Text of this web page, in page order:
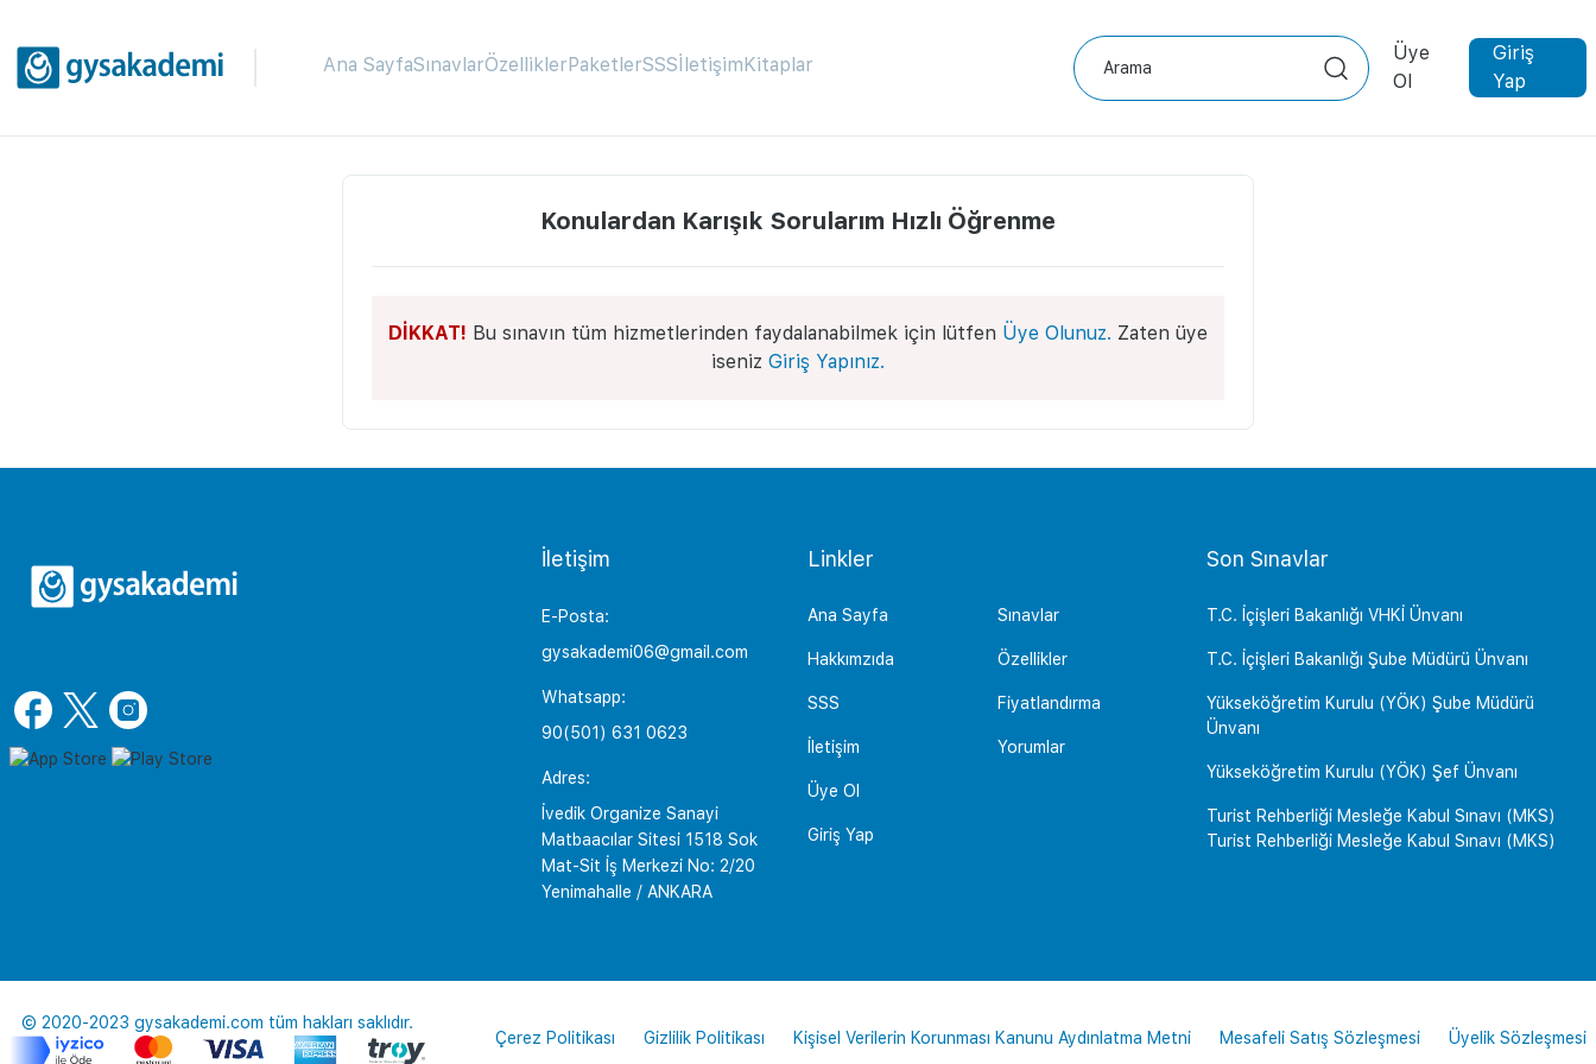
Ana SayfaSınavlarÖzelliklerPaketlerSSSİletişimKitaplar
Üye
Ol
Giriş
Yap
Konulardan Karışık Sorularım Hızlı Öğrenme
DİKKAT! Bu sınavın tüm hizmetlerinden faydalanabilmek için lütfen Üye Olunuz. Zaten üye
iseniz Giriş Yapınız.
İletişim
E-Posta:
gysakademi06@gmail.com
Whatsapp:
90(501) 631 0623
Adres:
İvedik Organize Sanayi
Matbaacılar Sitesi 1518 Sok
Mat-Sit İş Merkezi No: 2/20
Yenimahalle / ANKARA
Linkler
Ana Sayfa
Hakkımzıda
SSS
İletişim
Üye Ol
Giriş Yap
Sınavlar
Özellikler
Fiyatlandırma
Yorumlar
Son Sınavlar
T.C. İçişleri Bakanlığı VHKİ Ünvanı
T.C. İçişleri Bakanlığı Şube Müdürü Ünvanı
Yükseköğretim Kurulu (YÖK) Şube Müdürü
Ünvanı
Yükseköğretim Kurulu (YÖK) Şef Ünvanı
Turist Rehberliği Mesleğe Kabul Sınavı (MKS)
Turist Rehberliği Mesleğe Kabul Sınavı (MKS)
© 2020-2023 gysakademi.com tüm hakları saklıdır.
Çerez Politikası
Gizlilik Politikası Kişisel Verilerin Korunması Kanunu Aydınlatma Metni Mesafeli Satış Sözleşmesi Üyelik Sözleşmesi